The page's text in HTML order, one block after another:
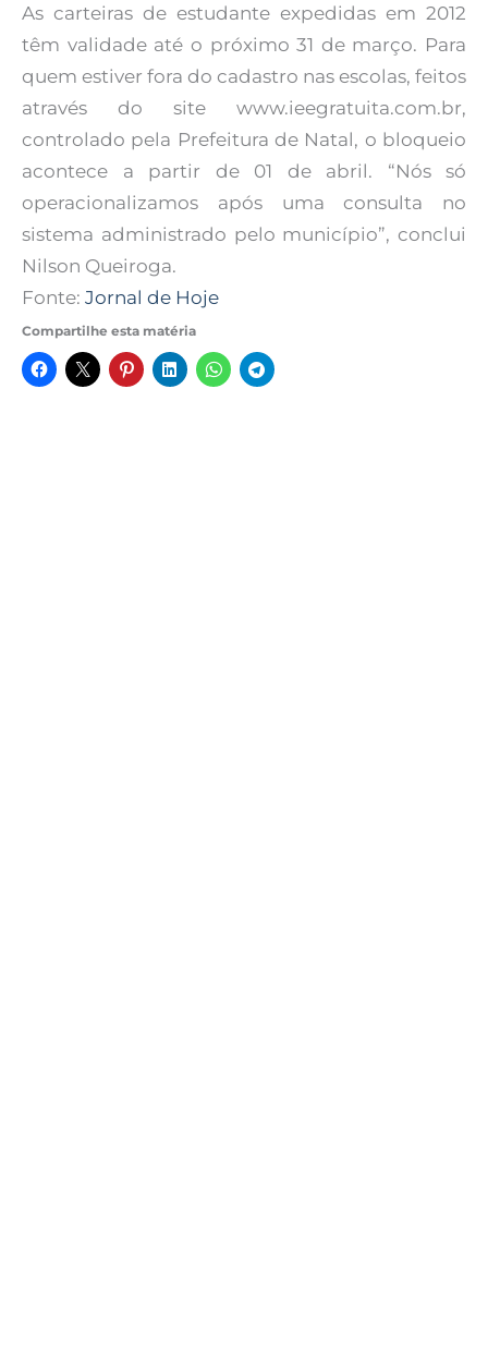
As carteiras de estudante expedidas em 2012
têm validade até o próximo 31 de março. Para
quem estiver fora do cadastro nas escolas, feitos
através do site www.ieegratuita.com.br,
controlado pela Prefeitura de Natal, o bloqueio
acontece a partir de 01 de abril. “Nós só
operacionalizamos após uma consulta no
sistema administrado pelo município”, conclui
Nilson Queiroga.
Fonte: Jornal de Hoje
Compartilhe esta matéria